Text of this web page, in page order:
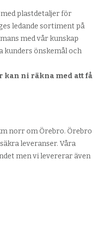
plastdetaljer för
ledande sortiment på
med vår kunskap
kunders önskemål och
kan ni räkna med att få
norr om Örebro. Örebro
leveranser. Våra
men vi levererar även